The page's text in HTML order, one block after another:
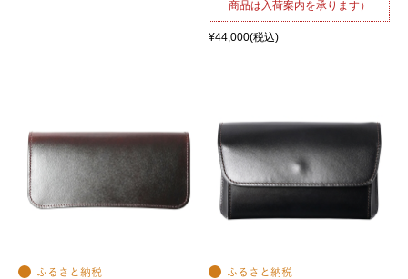
商品は入荷案内を承ります）
¥44,000(税込)